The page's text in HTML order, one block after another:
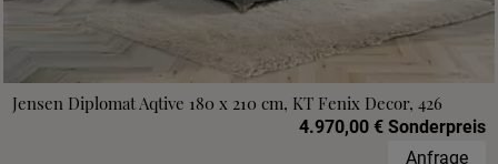
Jensen Diplomat Aqtive 180 x 210 cm, KT Fenix Decor, 426
4.970,00 € Sonderpreis
Anfrage